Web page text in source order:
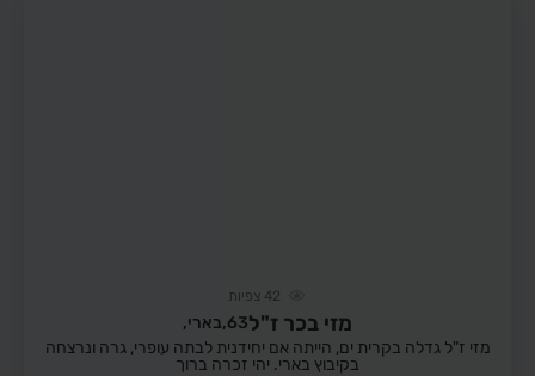
42 צפיות
מזי בכר ז"ל63, בארי,
מזי ז"ל גדלה בקרית ים, הייתה אם יחידנית לבתה עופרי, גרה ונרצחה
בקיבוץ בארי. יהי זכרה ברוך